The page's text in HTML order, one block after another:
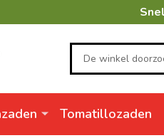
Zoeken
Tomatillozaden